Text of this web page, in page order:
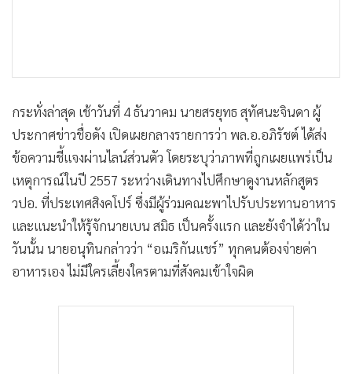
กระทั่งล่าสุด เช้าวันที่ 4 ธันวาคม นายสรยุทธ สุทัศนะจินดา ผู้
ประกาศข่าวชื่อดัง เปิดเผยกลางรายการว่า พล.อ.อภิรัชต์ ได้ส่ง
ข้อความชี้แจงผ่านไลน์ส่วนตัว โดยระบุว่าภาพที่ถูกเผยแพร่เป็น
เหตุการณ์ในปี 2557 ระหว่างเดินทางไปศึกษาดูงานหลักสูตร
วปอ. ที่ประเทศสิงคโปร์ ซึ่งมีผู้ร่วมคณะพาไปรับประทานอาหาร
และแนะนำให้รู้จักนายเบน สมิธ เป็นครั้งแรก และยังจำได้ว่าใน
วันนั้น นายอนุทินกล่าวว่า “อเมริกันแชร์” ทุกคนต้องจ่ายค่า
อาหารเอง ไม่มีใครเลี้ยงใครตามที่สังคมเข้าใจผิด